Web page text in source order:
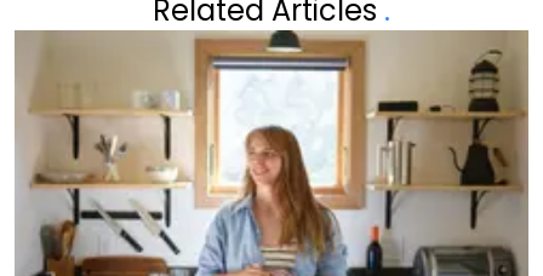
Related Articles .